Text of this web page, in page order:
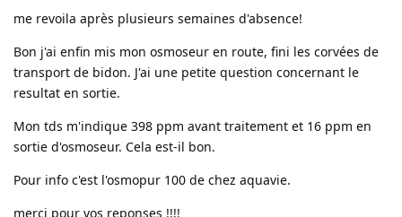
me revoila après plusieurs semaines d'absence!
Bon j'ai enfin mis mon osmoseur en route, fini les corvées de
transport de bidon. J'ai une petite question concernant le
resultat en sortie.
Mon tds m'indique 398 ppm avant traitement et 16 ppm en
sortie d'osmoseur. Cela est-il bon.
Pour info c'est l'osmopur 100 de chez aquavie.
merci pour vos reponses !!!!